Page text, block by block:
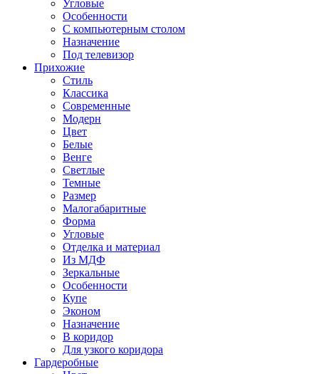
Угловые
Особенности
С компьютерным столом
Назначение
Под телевизор
Прихожие
Стиль
Классика
Современные
Модерн
Цвет
Белые
Венге
Светлые
Темные
Размер
Малогабаритные
Форма
Угловые
Отделка и материал
Из МДФ
Зеркальные
Особенности
Купе
Эконом
Назначение
В коридор
Для узкого коридора
Гардеробные